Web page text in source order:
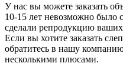
У нас вы можете заказать
10-15 лет невозможно было
сделали репродукцию
Если вы хотите заказать
обратитесь в нашу
несколькими плюсами.